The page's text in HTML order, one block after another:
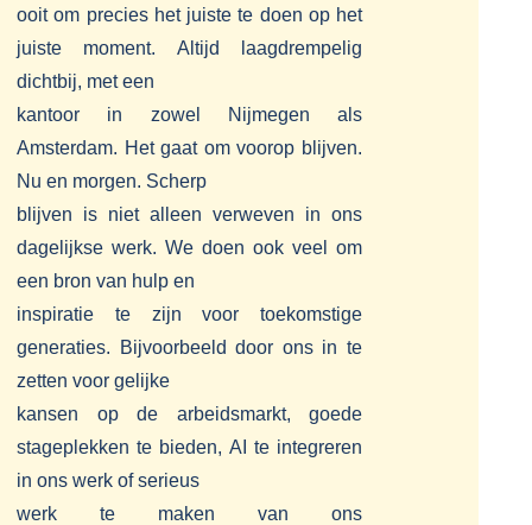
ooit om precies het juiste te doen op het
juiste moment. Altijd laagdrempelig
dichtbij, met een
kantoor in zowel Nijmegen als
Amsterdam. Het gaat om voorop blijven.
Nu en morgen. Scherp
blijven is niet alleen verweven in ons
dagelijkse werk. We doen ook veel om
een bron van hulp en
inspiratie te zijn voor toekomstige
generaties. Bijvoorbeeld door ons in te
zetten voor gelijke
kansen op de arbeidsmarkt, goede
stageplekken te bieden, AI te integreren
in ons werk of serieus
werk te maken van ons